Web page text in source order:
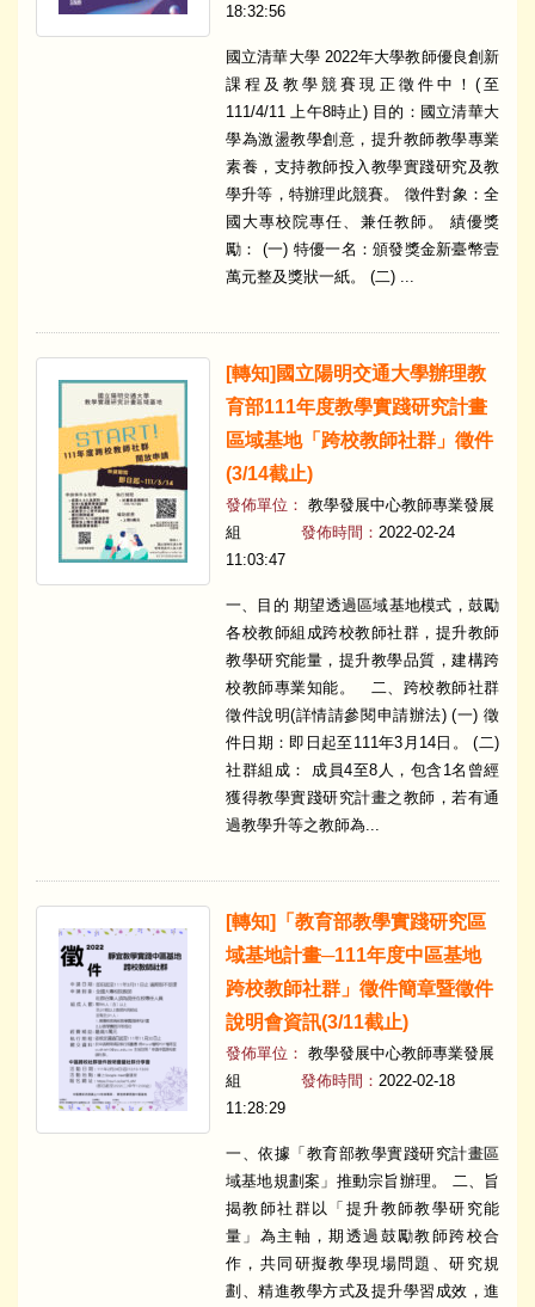
18:32:56
國立清華大學 2022年大學教師優良創新
課程及教學競賽現正徵件中！(至
111/4/11 上午8時止) 目的：國立清華大
學為激盪教學創意，提升教師教學專業
素養，支持教師投入教學實踐研究及教
學升等，特辦理此競賽。 徵件對象：全
國大專校院專任、兼任教師。 績優獎
勵： (一) 特優一名：頒發獎金新臺幣壹
萬元整及獎狀一紙。 (二) ...
[轉知]國立陽明交通大學辦理教
育部111年度教學實踐研究計畫
區域基地「跨校教師社群」徵件
(3/14截止)
發佈單位： 教學發展中心教師專業發展
組
發佈時間： 2022-02-24
11:03:47
一、目的 期望透過區域基地模式，鼓勵
各校教師組成跨校教師社群，提升教師
教學研究能量，提升教學品質，建構跨
校教師專業知能。 二、跨校教師社群
徵件說明(詳情請參閱申請辦法) (一) 徵
件日期：即日起至111年3月14日。 (二)
社群組成： 成員4至8人，包含1名曾經
獲得教學實踐研究計畫之教師，若有通
過教學升等之教師為...
[轉知]「教育部教學實踐研究區
域基地計畫─111年度中區基地
跨校教師社群」徵件簡章暨徵件
說明會資訊(3/11截止)
發佈單位： 教學發展中心教師專業發展
組
發佈時間： 2022-02-18
11:28:29
一、依據「教育部教學實踐研究計畫區
域基地規劃案」推動宗旨辦理。 二、旨
揭教師社群以「提升教師教學研究能
量」為主軸，期透過鼓勵教師跨校合
作，共同研擬教學現場問題、研究規
劃、精進教學方式及提升學習成效，進